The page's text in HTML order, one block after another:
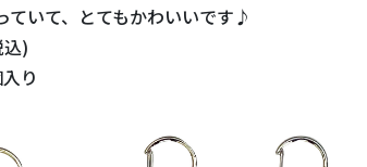
ていて、とてもかわいいです♪
)
り